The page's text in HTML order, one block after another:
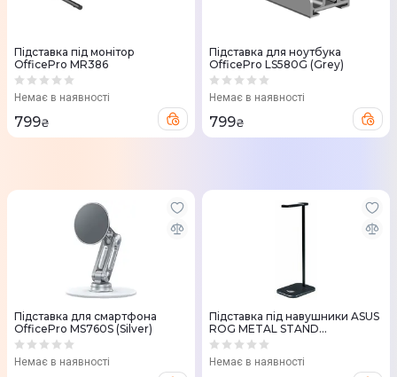
Підставка під монітор
OfficePro MR386
Немає в наявності
799₴
Підставка для ноутбука
OfficePro LS580G (Grey)
Немає в наявності
799₴
Підставка для смартфона
OfficePro MS760S (Silver)
Немає в наявності
Підставка під навушники ASUS
ROG METAL STAND
(90YH03C0-B2UA00)
Немає в наявності